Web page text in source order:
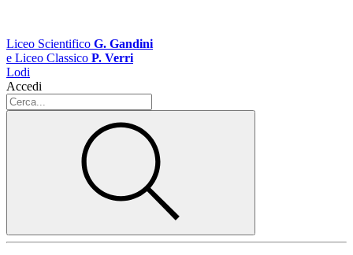
Liceo Scientifico G. Gandini
e Liceo Classico P. Verri
Lodi
Accedi